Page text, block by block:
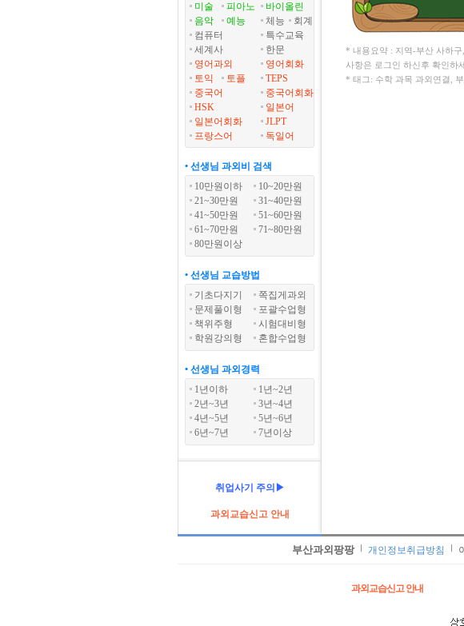
미술
피아노
바이올린
음악
예능 체능
회계
컴퓨터
특수교육
세계사
한문
영어과외
영어회화
토익
토플
TEPS
중국어
중국어회화
HSK
일본어
일본어회화
JLPT
프랑스어
독일어
• 선생님 과외비 검색
10만원이하
10~20만원
21~30만원
31~40만원
41~50만원
51~60만원
61~70만원
71~80만원
80만원이상
• 선생님 교습방법
기초다지기
쪽집게과외
문제풀이형
포괄수업형
책위주형
시험대비형
학원강의형
혼합수업형
• 선생님 과외경력
1년이하
1년~2년
2년~3년
3년~4년
4년~5년
5년~6년
6년~7년
7년이상
취업사기 주의▶
과외교습신고 안내
* 내용요약 : 지역-부산 사하
사항은 로그인 하신후 확인하
* 태그: 수학 과목 과외연결,
부산과외팡팡 개인정보취급방침
과외교습신고 안내